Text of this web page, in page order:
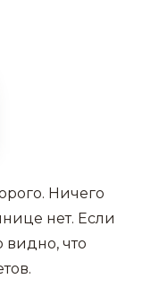
Ничего
нет. Если
видно, что